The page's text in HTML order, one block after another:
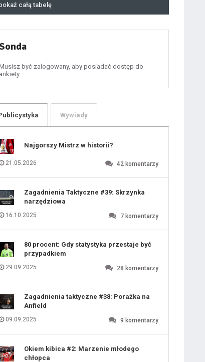
całą tabelę
być zalogowany, aby posiadać dostęp do
ankiety.
Wywiady
Najgorszy Mistrz w historii?
21.05.2026 42 komentarzy
Zagadnienia Taktyczne #39: Skrzynka
narzędziowa
16.10.2025 7 komentarzy
80 procent: Gdy statystyka przestaje być
przypadkiem
29.09.2025 28 komentarzy
Zagadnienia taktyczne #38: Porażka na
Anfield
09.09.2025 9 komentarzy
Okiem kibica #2: Marzenie młodego
chłopca